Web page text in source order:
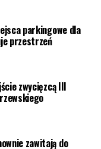
parkingowe dla
przestrzeń
zwycięzcą III
zawitają do